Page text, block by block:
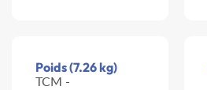
Poids (7.26 kg)
TCM -